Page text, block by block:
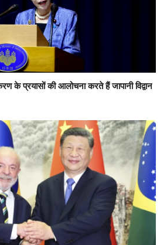
के प्रयासों की आलोचना करते हैं जापानी विद्वान